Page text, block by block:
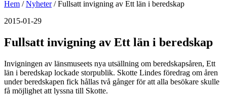
Hem /Nyheter/Fullsatt invigning av Ett län i beredskap
2015-01-29
Fullsatt invigning av Ett län i beredskap
Invigningen av länsmuseets nya utsällning om beredskapsåren, Ett
län i beredskap lockade storpublik. Skotte Lindes föredrag om åren
under beredskapen fick hållas två gånger för att alla besökare skulle
få möjlighet att lyssna till Skotte.